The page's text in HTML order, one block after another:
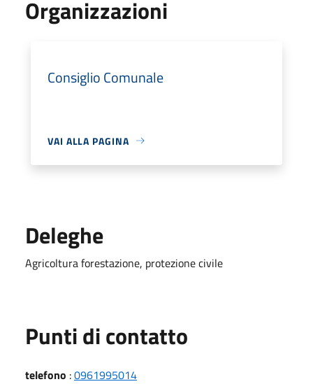
Organizzazioni
Consiglio Comunale
VAI ALLA PAGINA
Deleghe
Agricoltura forestazione, protezione civile
Punti di contatto
telefono :0961995014